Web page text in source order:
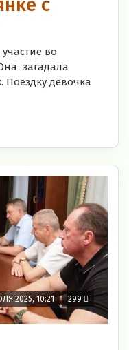
с
во
загадала
Поездку девочка
2025, 10:21 299